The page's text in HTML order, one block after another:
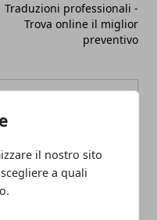
il nostro sito
a quali
Traduzioni professionali -
Trova online il miglior
preventivo